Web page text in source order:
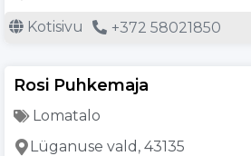
Kotisivu +372 58021850
Rosi Puhkemaja
Lomatalo
Lüganuse vald, 43135